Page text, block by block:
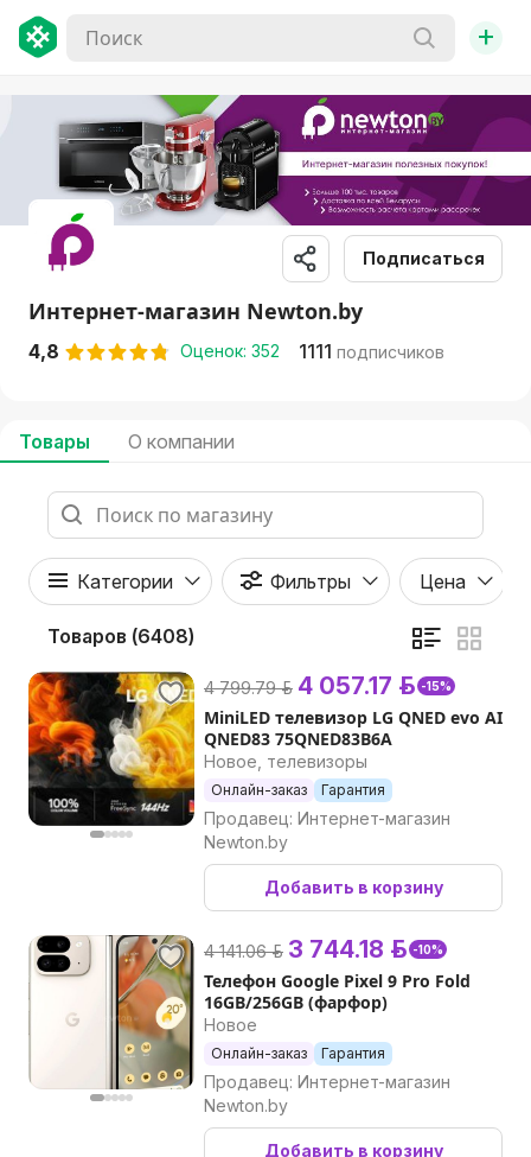
+
Интернет-магазин Newton.by
4,8 Оценок: 352 1111 подписчиков
Подписаться
Товары О компании
Категории Фильтры Цена
Товаров (6408)
4 799.79 р. 4 057.17 р. -15%
MiniLED телевизор LG QNED evo AI
QNED83 75QNED83B6A
Новое, телевизоры
Онлайн-заказ Гарантия
Продавец: Интернет-магазин
Newton.by
Добавить в корзину
4 141.06 р. 3 744.18 р. -10%
Телефон Google Pixel 9 Pro Fold
16GB/256GB (фарфор)
Новое
Онлайн-заказ Гарантия
Продавец: Интернет-магазин
Newton.by
Добавить в корзину